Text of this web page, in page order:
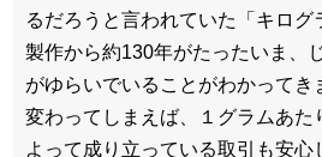
るだろうと言われていた「キログ
製作から約130年がたったいま、
がゆらいでいることがわかってき
変わってしまえば、１グラムあた
よって成り立っている取引も安